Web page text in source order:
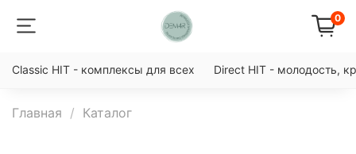
0
Classic HIT - комплексы для всех Direct HIT - молодость,
Главная Каталог